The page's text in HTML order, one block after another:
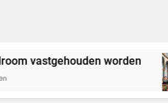
worden
6